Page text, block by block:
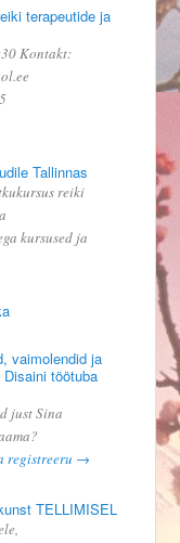
terapeutide ja
Kontakt:
Tallinnas
reiki
kursused ja
vaimolendid ja
töötuba
just Sina
registreeru →
TELLIMISEL